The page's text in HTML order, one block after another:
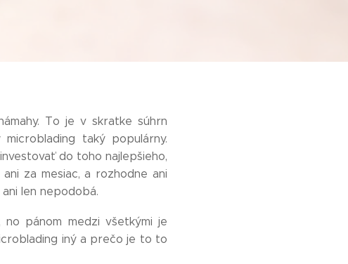
To je v skratke súhrn
taký populárny.
do toho najlepšieho,
za mesiac, a rozhodne ani
len nepodobá.
no pánom medzi všetkými je
iný a prečo je to to